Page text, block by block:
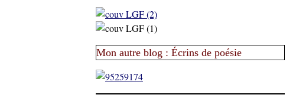
Mon autre blog : Écrins de poésie